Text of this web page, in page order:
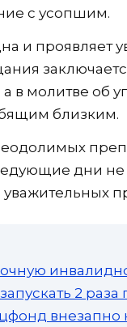
с усопшим.
и проявляет
в молитве об
близким.
дни не
уважительных
2 раза
внезапно